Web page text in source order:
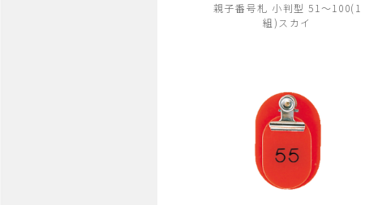
親子番号札 小判型 51～100(1
組)スカイ